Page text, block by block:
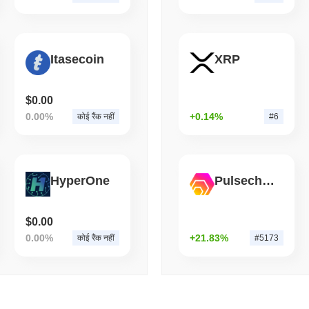
रूस ने क्रिप्टो ट्रेडिंग को वैध
किया
Itasecoin
$0.00
0.00% कोई रैंक नहीं
HyperOne
$0.00
0.00% कोई रैंक नहीं
XRP
+0.14% #6
Pulsechain Bridged HEX (Pulsechain)
+21.83% #5173